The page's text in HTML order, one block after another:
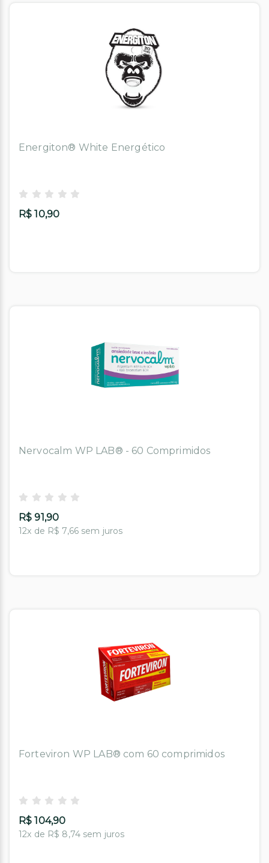
Energiton® White Energético
R$ 10,90
Nervocalm WP LAB® - 60 Comprimidos
R$ 91,90
12x de R$ 7,66 sem juros
Forteviron WP LAB® com 60 comprimidos
R$ 104,90
12x de R$ 8,74 sem juros